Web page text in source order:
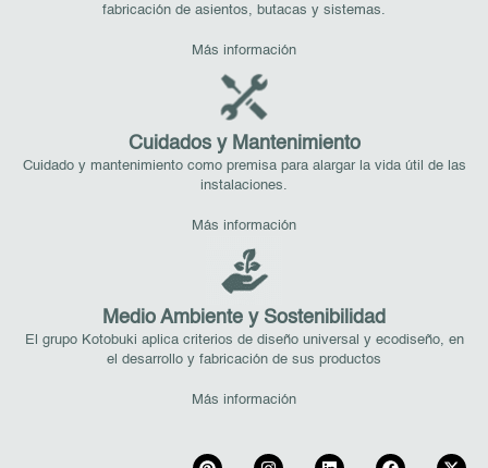
fabricación de asientos, butacas y sistemas.
Más información
Cuidados y Mantenimiento
Cuidado y mantenimiento como premisa para alargar la vida útil de las
instalaciones.
Más información
Medio Ambiente y Sostenibilidad
El grupo Kotobuki aplica criterios de diseño universal y ecodiseño, en
el desarrollo y fabricación de sus productos
Más información